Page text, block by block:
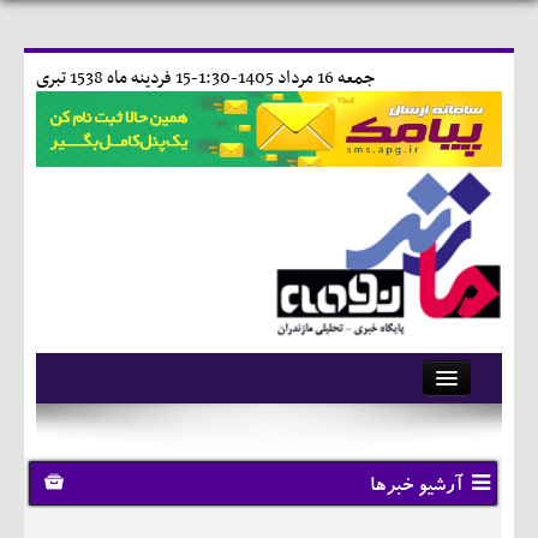
15 فردينه ماه 1538 تبری جمعه 16 مرداد 1405-1:30-
آرشیو
تماس با ما
وبلاگ
آرشیو خبرها